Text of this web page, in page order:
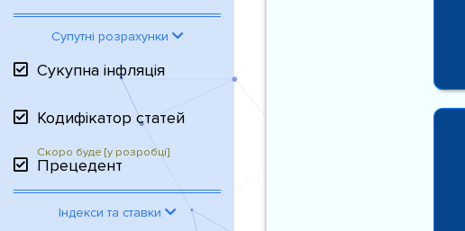
Супутні розрахунки
Сукупна інфляція
Кодифікатор статей
Прецедент
Індекси та ставки